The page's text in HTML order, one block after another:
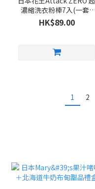
濃縮洗衣粉棒7入(一套5
包)
HK$89.00
1 2